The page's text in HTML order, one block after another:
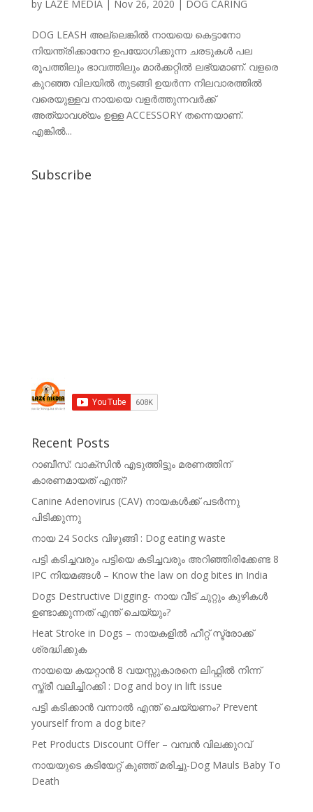
by LAZE MEDIA| Nov 26, 2020 | DOG CARING
DOG LEASH അല്ലെങ്കില്‍ നായയെ കെട്ടാനോ
നിയന്ത്രിക്കാനോ ഉപയോഗിക്കുന്ന ചരടുകള്‍ പല
രൂപത്തിലും ഭാവത്തിലും മാര്‍ക്കറ്റില്‍ ലഭ്യമാണ്. വളരെ
കുറഞ്ഞ വിലയില്‍ തുടങ്ങി ഉയര്‍ന്ന നിലവാരത്തില്‍
വരെയുള്ളവ നായയെ വളര്‍ത്തുന്നവര്‍ക്ക്
അത്യാവശ്യം ഉള്ള ACCESSORY തന്നെയാണ്.
എങ്കില്‍...
Subscribe
Recent Posts
റാബീസ്: വാക്സിൻ എടുത്തിട്ടും മരണത്തിന്
കാരണമായത് എന്ത്?
Canine Adenovirus (CAV) നായകൾക്ക് പടർന്നു
പിടിക്കുന്നു
നായ 24 Socks വിഴുങ്ങി : Dog eating waste
പട്ടി കടിച്ചവരും പട്ടിയെ കടിച്ചവരും അറിഞ്ഞിരിക്കേണ്ട 8
IPC നിയമങ്ങൾ – Know the law on dog bites in India
Dogs Destructive Digging- നായ വീട് ചുറ്റും കുഴികൾ
ഉണ്ടാക്കുന്നത് എന്ത് ചെയ്യും?
Heat Stroke in Dogs – നായകളിൽ ഹീറ്റ് സ്ട്രോക്ക്
ശ്രദ്ധിക്കുക
നായയെ കയറ്റാൻ 8 വയസ്സുകാരനെ ലിഫ്റ്റിൽ നിന്ന്
സ്ത്രീ വലിച്ചിറക്കി : Dog and boy in lift issue
പട്ടി കടിക്കാൻ വന്നാൽ എന്ത് ചെയ്യണം? Prevent
yourself from a dog bite?
Pet Products Discount Offer – വമ്പൻ വിലക്കുറവ്
നായയുടെ കടിയേറ്റ് കുഞ്ഞ് മരിച്ചു-Dog Mauls Baby To
Death